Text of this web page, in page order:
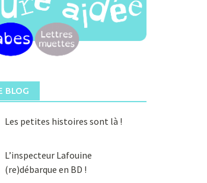
BLOG
Les petites histoires sont là !
L’inspecteur Lafouine
(re)débarque en BD !